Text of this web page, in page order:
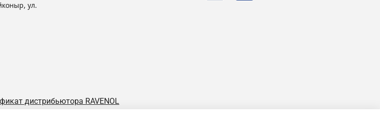
ул.
дистрибьютора RAVENOL